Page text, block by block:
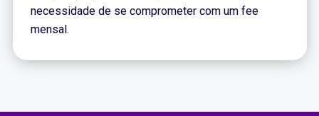
necessidade de se comprometer com um fee
mensal.